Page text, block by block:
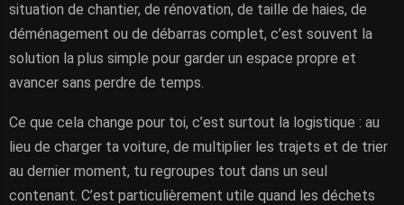
situation de chantier, de rénovation, de taille de haies, de
déménagement ou de débarras complet, c’est souvent la
solution la plus simple pour garder un espace propre et
avancer sans perdre de temps.
Ce que cela change pour toi, c’est surtout la logistique : au
lieu de charger ta voiture, de multiplier les trajets et de trier
au dernier moment, tu regroupes tout dans un seul
contenant. C’est particulièrement utile quand les déchets